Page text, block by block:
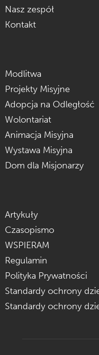
Nasz zespół
Kontakt
Modlitwa
Projekty Misyjne
Adopcja na Odległość
Wolontariat
Animacja Misyjna
Wystawa Misyjna
Dom dla Misjonarzy
Artykuły
Czasopismo
WSPIERAM
Regulamin
Polityka Prywatności
Standardy ochrony
Standardy ochrony